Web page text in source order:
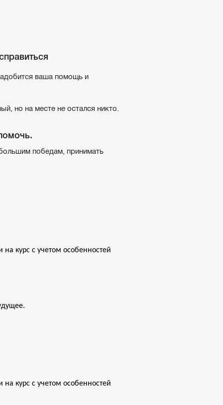
ваша помощь и
но на месте не остался никто.
победам, принимать
курс с учетом особенностей
курс с учетом особенностей